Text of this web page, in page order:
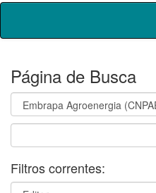
Skip
Página de Busca
Filtros correntes: